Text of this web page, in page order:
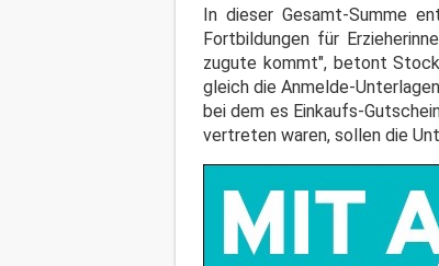
In dieser Gesamt-Summe
Fortbildungen für
zugute kommt", betont
gleich die Anmelde-
bei dem es Einkaufs-
vertreten waren, sollen die